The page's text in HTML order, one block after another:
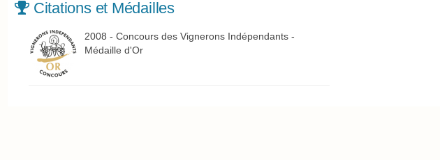
Citations et Médailles
2008 - Concours des Vignerons Indépendants -
Médaille d'Or